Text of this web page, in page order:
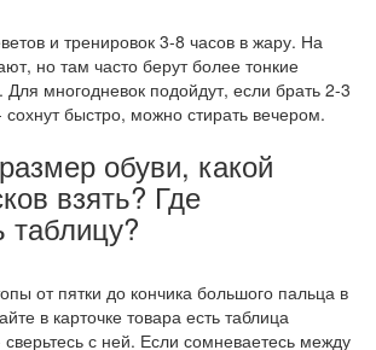
и тренировок 3-8 часов в жару. На
но там часто берут более тонкие
многодневок подойдут, если брать 2-3
быстро, можно стирать вечером.
обуви, какой
взять? Где
таблицу?
от пятки до кончика большого пальца в
в карточке товара есть таблица
с ней. Если сомневаетесь между